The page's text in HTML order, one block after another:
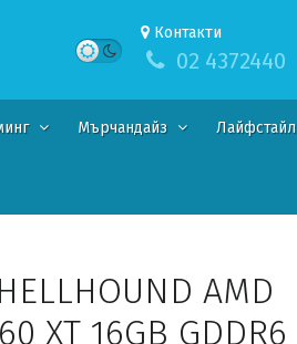
Контакти
02 4372440
Мърчандайз Лайфстайл
AMD
XT 16GB GDDR6